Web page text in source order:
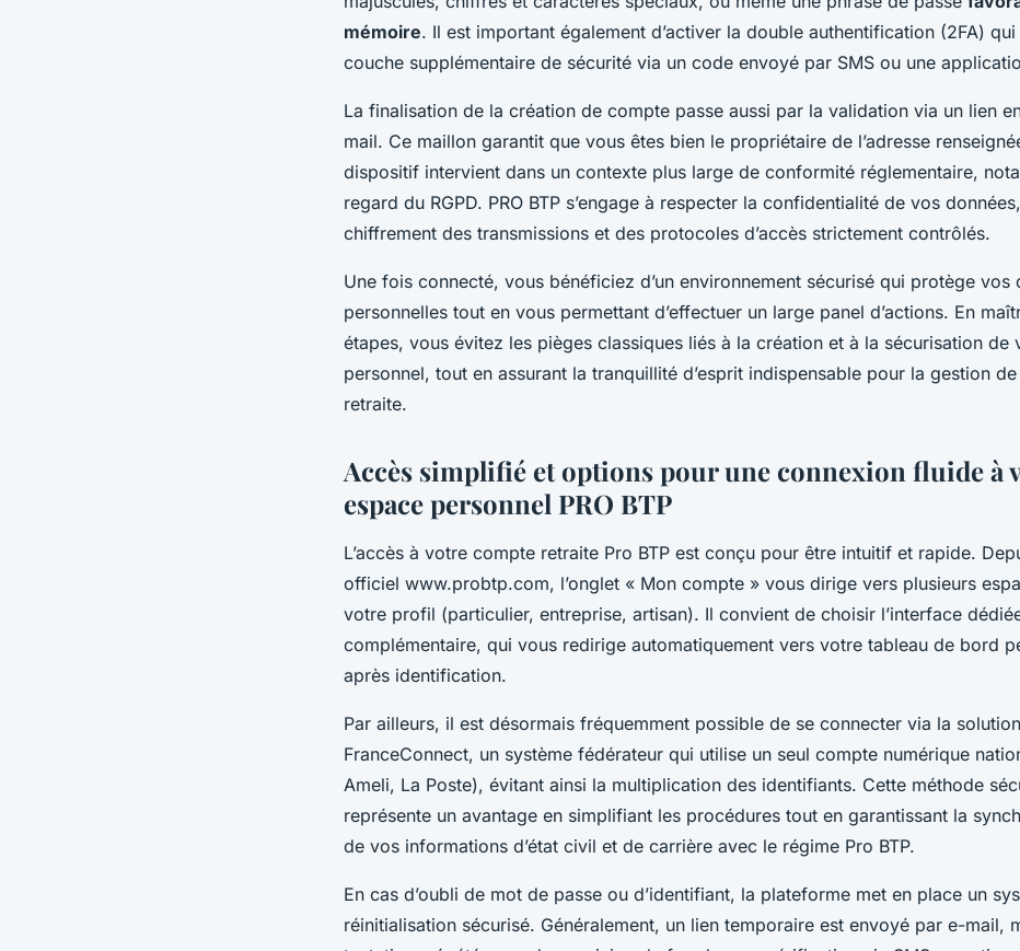
mémoire. Il est important également d’activer la double authentification (2FA)
couche supplémentaire de sécurité via un code envoyé par SMS ou une
La finalisation de la création de compte passe aussi par la validation via un lien
mail. Ce maillon garantit que vous êtes bien le propriétaire de l’adresse
dispositif intervient dans un contexte plus large de conformité réglementaire,
regard du RGPD. PRO BTP s’engage à respecter la confidentialité de vos
chiffrement des transmissions et des protocoles d’accès strictement contrôlés.
Une fois connecté, vous bénéficiez d’un environnement sécurisé qui protège vos
personnelles tout en vous permettant d’effectuer un large panel d’actions. En
étapes, vous évitez les pièges classiques liés à la création et à la sécurisation de
personnel, tout en assurant la tranquillité d’esprit indispensable pour la gestion
retraite.
Accès simplifié et options pour une connexion fluide à
espace personnel PRO BTP
L’accès à votre compte retraite Pro BTP est conçu pour être intuitif et rapide.
officiel www.probtp.com, l’onglet « Mon compte » vous dirige vers plusieurs
votre profil (particulier, entreprise, artisan). Il convient de choisir l’interface
complémentaire, qui vous redirige automatiquement vers votre tableau de bord
après identification.
Par ailleurs, il est désormais fréquemment possible de se connecter via la solution
FranceConnect, un système fédérateur qui utilise un seul compte numérique
Ameli, La Poste), évitant ainsi la multiplication des identifiants. Cette méthode
représente un avantage en simplifiant les procédures tout en garantissant la
de vos informations d’état civil et de carrière avec le régime Pro BTP.
En cas d’oubli de mot de passe ou d’identifiant, la plateforme met en place un
réinitialisation sécurisé. Généralement, un lien temporaire est envoyé par e-mail,